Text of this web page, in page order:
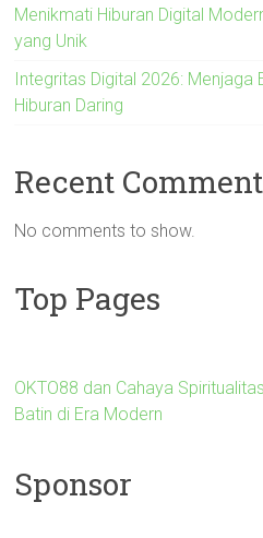
Menikmati Hiburan Digital
yang Unik
Integritas Digital 2026: Menjaga
Hiburan Daring
Recent
No comments to show.
Top Pages
OKTO88 dan Cahaya
Batin di Era Modern
Sponsor